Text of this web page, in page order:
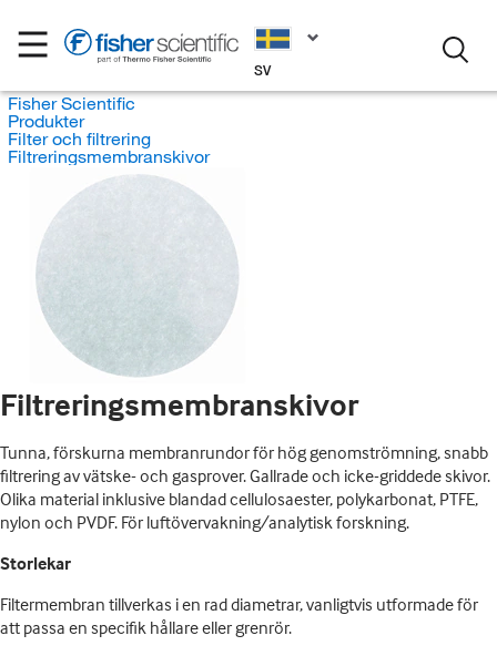
SV
Fisher Scientific
Produkter
Filter och filtrering
Filtreringsmembranskivor
Filtreringsmembranskivor
Tunna, förskurna membranrundor för hög genomströmning, snabb
filtrering av vätske- och gasprover. Gallrade och icke-griddede skivor.
Olika material inklusive blandad cellulosaester, polykarbonat, PTFE,
nylon och PVDF. För luftövervakning/analytisk forskning.
Storlekar
Filtermembran tillverkas i en rad diametrar, vanligtvis utformade för
att passa en specifik hållare eller grenrör.